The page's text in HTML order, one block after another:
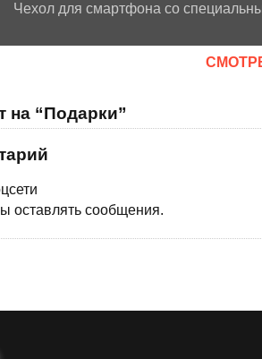
Чехол для смартфона со
на “Подарки”
оставлять сообщения.